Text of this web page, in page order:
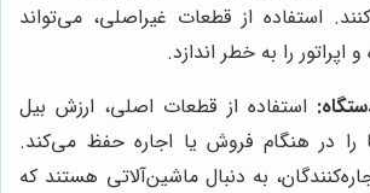
استفاده از قطعات غیراصلی، می‌تواند
اپراتور را به خطر اندازد.
استفاده از قطعات اصلی، ارزش بیل
را در هنگام فروش یا اجاره حفظ می‌کند.
به دنبال ماشین‌آلاتی هستند که